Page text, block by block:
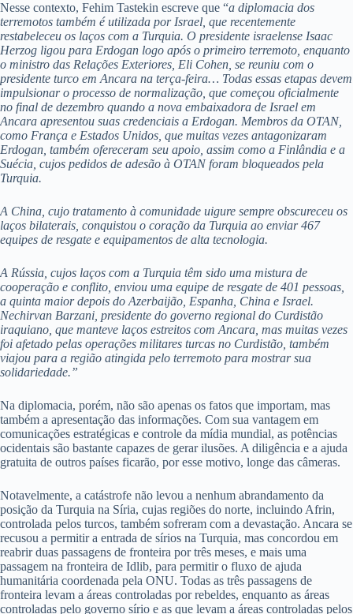
Nesse contexto, Fehim Tastekin escreve que “a diplomacia dos
terremotos também é utilizada por Israel, que recentemente
restabeleceu os laços com a Turquia. O presidente israelense Isaac
Herzog ligou para Erdogan logo após o primeiro terremoto, enquanto
o ministro das Relações Exteriores, Eli Cohen, se reuniu com o
presidente turco em Ancara na terça-feira… Todas essas etapas devem
impulsionar o processo de normalização, que começou oficialmente
no final de dezembro quando a nova embaixadora de Israel em
Ancara apresentou suas credenciais a Erdogan. Membros da OTAN,
como França e Estados Unidos, que muitas vezes antagonizaram
Erdogan, também ofereceram seu apoio, assim como a Finlândia e a
Suécia, cujos pedidos de adesão à OTAN foram bloqueados pela
Turquia.
A China, cujo tratamento à comunidade uigure sempre obscureceu os
laços bilaterais, conquistou o coração da Turquia ao enviar 467
equipes de resgate e equipamentos de alta tecnologia.
A Rússia, cujos laços com a Turquia têm sido uma mistura de
cooperação e conflito, enviou uma equipe de resgate de 401 pessoas,
a quinta maior depois do Azerbaijão, Espanha, China e Israel.
Nechirvan Barzani, presidente do governo regional do Curdistão
iraquiano, que manteve laços estreitos com Ancara, mas muitas vezes
foi afetado pelas operações militares turcas no Curdistão, também
viajou para a região atingida pelo terremoto para mostrar sua
solidariedade.”
Na diplomacia, porém, não são apenas os fatos que importam, mas
também a apresentação das informações. Com sua vantagem em
comunicações estratégicas e controle da mídia mundial, as potências
ocidentais são bastante capazes de gerar ilusões. A diligência e a ajuda
gratuita de outros países ficarão, por esse motivo, longe das câmeras.
Notavelmente, a catástrofe não levou a nenhum abrandamento da
posição da Turquia na Síria, cujas regiões do norte, incluindo Afrin,
controlada pelos turcos, também sofreram com a devastação. Ancara se
recusou a permitir a entrada de sírios na Turquia, mas concordou em
reabrir duas passagens de fronteira por três meses, e mais uma
passagem na fronteira de Idlib, para permitir o fluxo de ajuda
humanitária coordenada pela ONU. Todas as três passagens de
fronteira levam a áreas controladas por rebeldes, enquanto as áreas
controladas pelo governo sírio e as que levam a áreas controladas pelos